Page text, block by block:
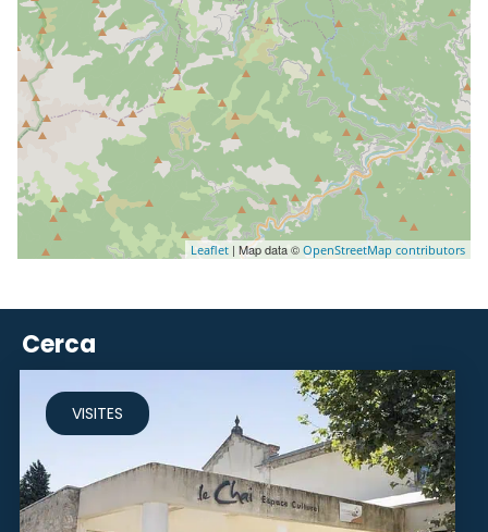
Leaflet | Map data © OpenStreetMap contributors
Cerca
VISITES